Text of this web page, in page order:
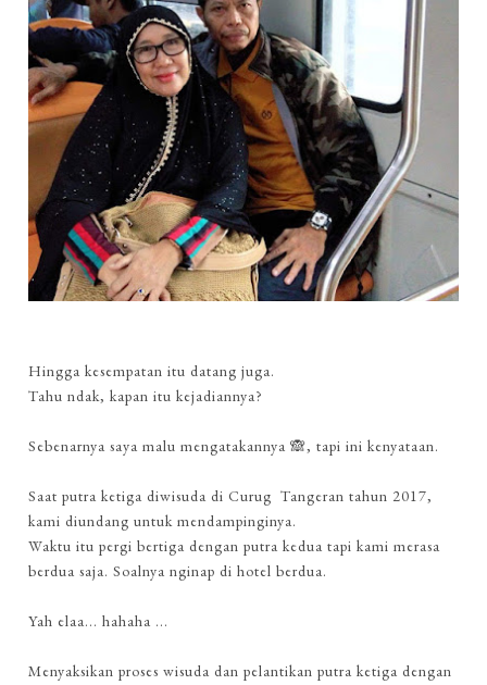
Hingga kesempatan itu datang juga.
Tahu ndak, kapan itu kejadiannya?
Sebenarnya saya malu mengatakannya 🙈, tapi ini kenyataan.
Saat putra ketiga diwisuda di Curug Tangeran tahun 2017,
kami diundang untuk mendampinginya.
Waktu itu pergi bertiga dengan putra kedua tapi kami merasa
berdua saja. Soalnya nginap di hotel berdua.
Yah elaa... hahaha ...
Menyaksikan proses wisuda dan pelantikan putra ketiga dengan